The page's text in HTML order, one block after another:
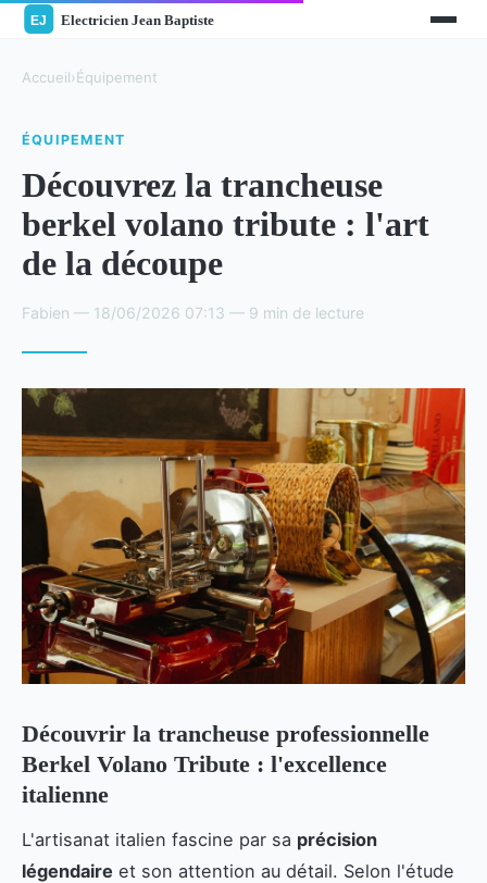
Accueil›Équipement
ÉQUIPEMENT
Découvrez la trancheuse
berkel volano tribute : l'art
de la découpe
Fabien — 18/06/2026 07:13 — 9 min de lecture
Découvrir la trancheuse professionnelle
Berkel Volano Tribute : l'excellence
italienne
L'artisanat italien fascine par sa précision
légendaire et son attention au détail. Selon l'étude